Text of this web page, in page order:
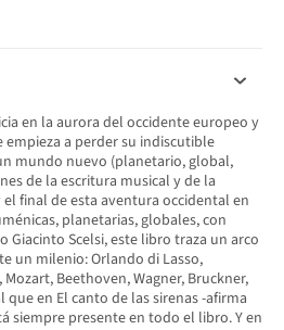
en la aurora del occidente europeo y
a perder su indiscutible
mundo nuevo (planetario, global,
de la escritura musical y de la
final de esta aventura occidental en
planetarias, globales, con
Giacinto Scelsi, este libro traza un arco
un milenio: Orlando di Lasso,
Mozart, Beethoven, Wagner, Bruckner,
que en El canto de las sirenas -afirma
siempre presente en todo el libro. Y en